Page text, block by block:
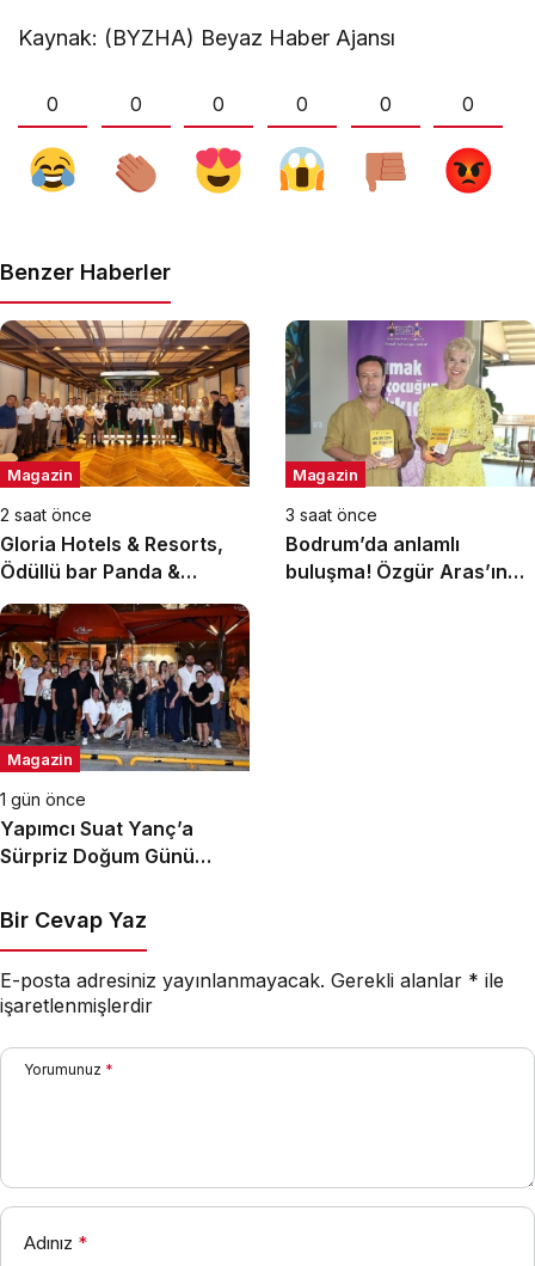
Kaynak: (BYZHA) Beyaz Haber Ajansı
0 0 0 0 0 0
Benzer Haberler
Magazin
2 saat önce
Gloria Hotels & Resorts,
Ödüllü bar Panda &
Sons ile unutulmaz bir
Miksoloji Gecesine İmza
Attı
Magazin
3 saat önce
Bodrum’da anlamlı
buluşma! Özgür Aras’ın
Magazin
1 gün önce
Yapımcı Suat Yanç’a
Sürpriz Doğum Günü
Bir Cevap Yaz
E-posta adresiniz yayınlanmayacak. Gerekli alanlar * ile
işaretlenmişlerdir
Yorumunuz *
Adınız *